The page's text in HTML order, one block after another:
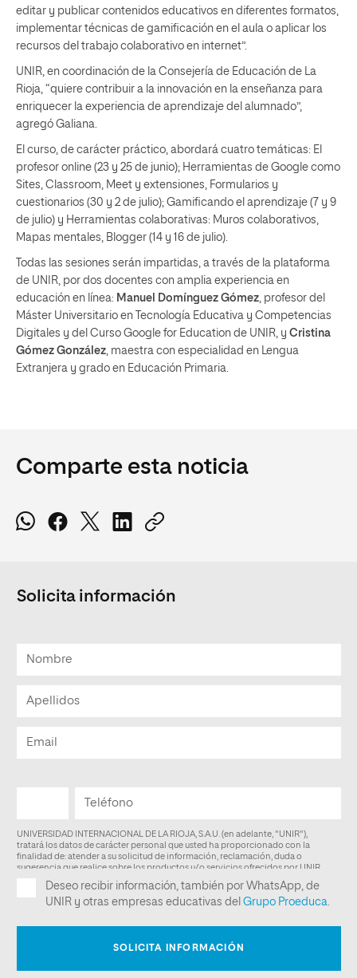
editar y publicar contenidos educativos en diferentes formatos,
implementar técnicas de gamificación en el aula o aplicar los
recursos del trabajo colaborativo en internet”.
UNIR, en coordinación de la Consejería de Educación de La
Rioja, “quiere contribuir a la innovación en la enseñanza para
enriquecer la experiencia de aprendizaje del alumnado”,
agregó Galiana.
El curso, de carácter práctico, abordará cuatro temáticas: El
profesor online (23 y 25 de junio); Herramientas de Google como
Sites, Classroom, Meet y extensiones, Formularios y
cuestionarios (30 y 2 de julio); Gamificando el aprendizaje (7 y 9
de julio) y Herramientas colaborativas: Muros colaborativos,
Mapas mentales, Blogger (14 y 16 de julio).
Todas las sesiones serán impartidas, a través de la plataforma
de UNIR, por dos docentes con amplia experiencia en
educación en línea: Manuel Domínguez Gómez , profesor del
Máster Universitario en Tecnología Educativa y Competencias
Digitales y del Curso Google for Education de UNIR, y Cristina
Gómez González , maestra con especialidad en Lengua
Extranjera y grado en Educación Primaria.
Comparte esta noticia
Solicita información